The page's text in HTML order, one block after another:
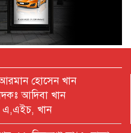
সরকার নির্বাচন
প্রস্তুতি চলছে : ইসি
দেশের মানুষের স্বার্থ নিয়ে
: প্রধানমন্ত্রী
হোসেন খান
আদিবা খান
এ,এইচ, খান